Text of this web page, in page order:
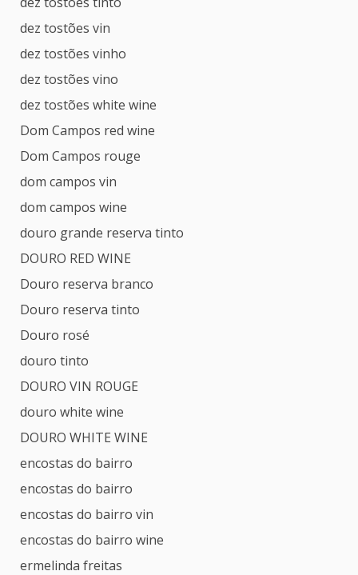
dez tostões vin
dez tostões vinho
dez tostões vino
dez tostões white wine
Dom Campos red wine
Dom Campos rouge
dom campos vin
dom campos wine
douro grande reserva tinto
DOURO RED WINE
Douro reserva branco
Douro reserva tinto
Douro rosé
douro tinto
DOURO VIN ROUGE
douro white wine
DOURO WHITE WINE
encostas do bairro
encostas do bairro
encostas do bairro vin
encostas do bairro wine
ermelinda freitas